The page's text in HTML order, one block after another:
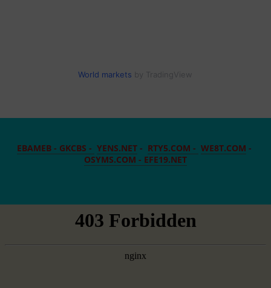
World markets
EBAMEB - GKCBS - YENS.NET- RTY5.COM - WE8T.COM -
OSYMS.COM - EFE19.NET